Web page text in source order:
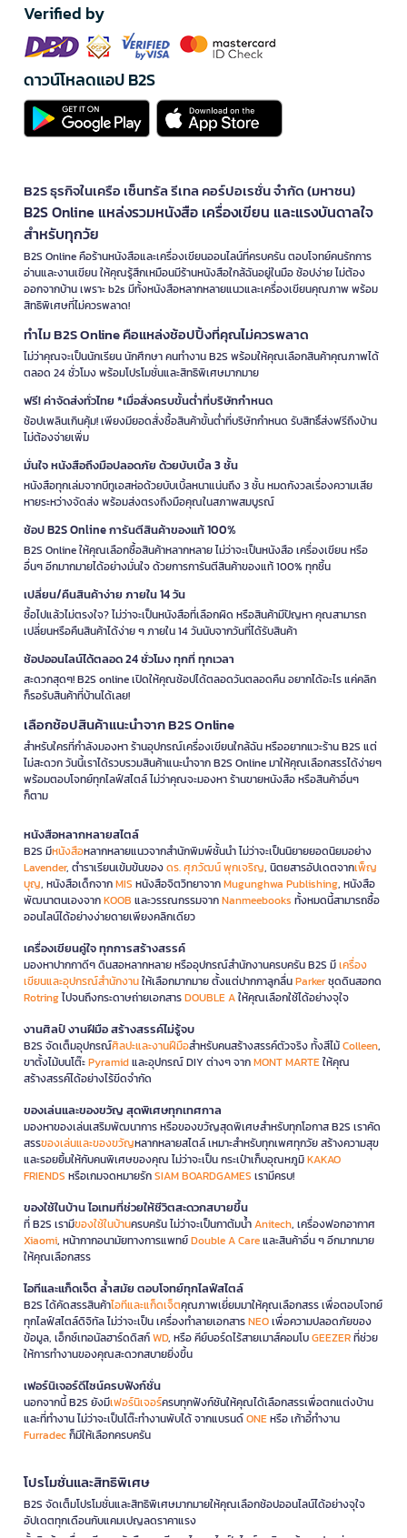
Verified by
ดาวน์โหลดแอป B2S
B2S ธุรกิจในเครือ เซ็นทรัล รีเทล คอร์ปอเรชั่น จำกัด (มหาชน)
B2S Online แหล่งรวมหนังสือ เครื่องเขียน และแรงบันดาลใจ
สำหรับทุกวัย
B2S Online คือร้านหนังสือและเครื่องเขียนออนไลน์ที่ครบครัน ตอบโจทย์คนรักการ
อ่านและงานเขียน ให้คุณรู้สึกเหมือนมีร้านหนังสือใกล้ฉันอยู่ในมือ ช้อปง่าย ไม่ต้อง
ออกจากบ้าน เพราะ b2s มีทั้งหนังสือหลากหลายแนวและเครื่องเขียนคุณภาพ พร้อม
สิทธิพิเศษที่ไม่ควรพลาด!
ทำไม B2S Online คือแหล่งช้อปปิ้งที่คุณไม่ควรพลาด
ไม่ว่าคุณจะเป็นนักเรียน นักศึกษา คนทำงาน B2S พร้อมให้คุณเลือกสินค้าคุณภาพได้
ตลอด 24 ชั่วโมง พร้อมโปรโมชั่นและสิทธิพิเศษมากมาย
ฟรี! ค่าจัดส่งทั่วไทย *เมื่อสั่งครบขั้นต่ำที่บริษัทกำหนด
ช้อปเพลินเกินคุ้ม! เพียงมียอดสั่งซื้อสินค้าขั้นต่ำที่บริษัทกำหนด รับสิทธิ์ส่งฟรีถึงบ้าน
ไม่ต้องจ่ายเพิ่ม
มั่นใจ หนังสือถึงมือปลอดภัย ด้วยบับเบิ้ล 3 ชั้น
หนังสือทุกเล่มจากบีทูเอสห่อด้วยบับเบิ้ลหนาแน่นถึง 3 ชั้น หมดกังวลเรื่องความเสีย
หายระหว่างจัดส่ง พร้อมส่งตรงถึงมือคุณในสภาพสมบูรณ์
ช้อป B2S Online การันตีสินค้าของแท้ 100%
B2S Online ให้คุณเลือกซื้อสินค้าหลากหลาย ไม่ว่าจะเป็นหนังสือ เครื่องเขียน หรือ
อื่นๆ อีกมากมายได้อย่างมั่นใจ ด้วยการการันตีสินค้าของแท้ 100% ทุกชิ้น
เปลี่ยน/คืนสินค้าง่าย ภายใน 14 วัน
ซื้อไปแล้วไม่ตรงใจ? ไม่ว่าจะเป็นหนังสือที่เลือกผิด หรือสินค้ามีปัญหา คุณสามารถ
เปลี่ยนหรือคืนสินค้าได้ง่าย ๆ ภายใน 14 วันนับจากวันที่ได้รับสินค้า
ช้อปออนไลน์ได้ตลอด 24 ชั่วโมง ทุกที่ ทุกเวลา
สะดวกสุดๆ! B2S online เปิดให้คุณช้อปได้ตลอดวันตลอดคืน อยากได้อะไร แค่คลิก
ก็รอรับสินค้าที่บ้านได้เลย!
เลือกช้อปสินค้าแนะนำจาก B2S Online
สำหรับใครที่กำลังมองหา ร้านอุปกรณ์เครื่องเขียนใกล้ฉัน หรืออยากแวะร้าน B2S แต่
ไม่สะดวก วันนี้เราได้รวบรวมสินค้าแนะนำจาก B2S Online มาให้คุณเลือกสรรได้ง่ายๆ
พร้อมตอบโจทย์ทุกไลฟ์สไตล์ ไม่ว่าคุณจะมองหา ร้านขายหนังสือ หรือสินค้าอื่นๆ
ก็ตาม
หนังสือหลากหลายสไตล์
B2S มีหนังสือหลากหลายแนวจากสำนักพิมพ์ชั้นนำ ไม่ว่าจะเป็นนิยายยอดนิยมอย่าง
Lavender, ตำราเรียนเข้มข้นของดร. ศุภวัฒน์ พุกเจริญ, นิตยสารอัปเดตจากเพ็ญ
บุญ, หนังสือเด็กจากMIS หนังสือจิตวิทยาจากMugunghwa Publishing, หนังสือ
พัฒนาตนเองจากKOOB และวรรณกรรมจากNanmeebooks ทั้งหมดนี้สามารถซื้อ
ออนไลน์ได้อย่างง่ายดายเพียงคลิกเดียว
เครื่องเขียนคู่ใจ ทุกการสร้างสรรค์
มองหาปากกาดีๆ ดินสอหลากหลาย หรืออุปกรณ์สำนักงานครบครัน B2S มีเครื่อง
เขียนและอุปกรณ์สำนักงานให้เลือกมากมาย ตั้งแต่ปากกาลูกลื่นParkerชุดดินสอกด
Rotringไปจนถึงกระดาษถ่ายเอกสารDOUBLE Aให้คุณเลือกใช้ได้อย่างจุใจ
งานศิลป์ งานฝีมือ สร้างสรรค์ไม่รู้จบ
B2S จัดเต็มอุปกรณ์ศิลปะและงานฝีมือสำหรับคนสร้างสรรค์ตัวจริง ทั้งสีไม้Colleen,
ขาตั้งไม้บนโต๊ะPyramidและอุปกรณ์ DIY ต่างๆ จากMONT MARTEให้คุณ
สร้างสรรค์ได้อย่างไร้ขีดจำกัด
ของเล่นและของขวัญ สุดพิเศษทุกเทศกาล
มองหาของเล่นเสริมพัฒนาการ หรือของขวัญสุดพิเศษสำหรับทุกโอกาส B2S เราคัด
สรรของเล่นและของขวัญหลากหลายสไตล์ เหมาะสำหรับทุกเพศทุกวัย สร้างความสุข
และรอยยิ้มให้กับคนพิเศษของคุณ ไม่ว่าจะเป็น กระเป๋าเก็บอุณหภูมิKAKAO
FRIENDS หรือเกมจดหมายรักSIAM BOARDGAMES เรามีครบ!
ของใช้ในบ้าน ไอเทมที่ช่วยให้ชีวิตสะดวกสบายขึ้น
ที่ B2S เรามีของใช้ในบ้านครบครัน ไม่ว่าจะเป็นกาต้มน้ำAnitech, เครื่องฟอกอากาศ
Xiaomi, หน้ากากอนามัยทางการแพทย์Double A Careและสินค้าอื่น ๆ อีกมากมาย
ให้คุณเลือกสรร
ไอทีและแก็ดเจ็ต ล้ำสมัย ตอบโจทย์ทุกไลฟ์สไตล์
B2S ได้คัดสรรสินค้าไอทีและแก็ดเจ็ตคุณภาพเยี่ยมมาให้คุณเลือกสรร เพื่อตอบโจทย์
ทุกไลฟ์สไตล์ดิจิทัล ไม่ว่าจะเป็น เครื่องทำลายเอกสารNEOเพื่อความปลอดภัยของ
ข้อมูล, เอ็กซ์เทอนัลฮาร์ดดิสก์WD, หรือ คีย์บอร์ดไร้สายเมาส์คอมโบGEEZERที่ช่วย
ให้การทำงานของคุณสะดวกสบายยิ่งขึ้น
เฟอร์นิเจอร์ดีไซน์ครบฟังก์ชั่น
นอกจากนี้ B2S ยังมีเฟอร์นิเจอร์ครบทุกฟังก์ชันให้คุณได้เลือกสรรเพื่อตกแต่งบ้าน
และที่ทำงาน ไม่ว่าจะเป็นโต๊ะทำงานพับได้ จากแบรนด์ONEหรือ เก้าอี้ทำงาน
Furradecก็มีให้เลือกครบครัน
โปรโมชั่นและสิทธิพิเศษ
B2S จัดเต็มโปรโมชั่นและสิทธิพิเศษมากมายให้คุณเลือกช้อปออนไลน์ได้อย่างจุใจ
อัปเดตทุกเดือนกับแคมเปญลดราคาแรง